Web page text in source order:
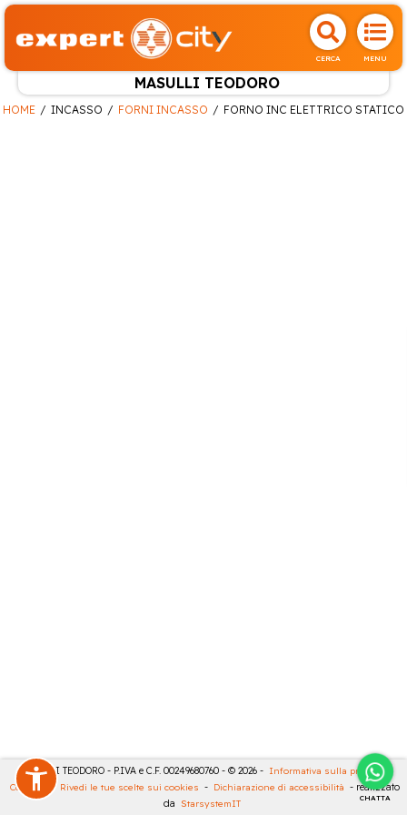
CERCA MENU
MASULLI TEODORO
CHATTA
HOME INCASSO FORNI INCASSO FORNO INC ELETTRICO STATICO
MASULLI TEODORO - P.IVA e C.F. 00249680760 - © 2026 - Informativa sulla privacy -
Cookies
- Rivedi le tue scelte sui cookies - Dichiarazione di accessibilità - realizzato
da StarsystemIT